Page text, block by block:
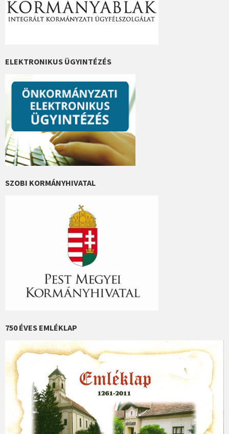
ELEKTRONIKUS ÜGYINTÉZÉS
SZOBI KORMÁNYHIVATAL
750 ÉVES EMLÉKLAP